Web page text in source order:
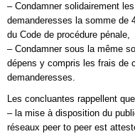
– Condamner solidairement
demanderesses la somme de
du Code de procédure pénale,
– Condamner sous la même
dépens y compris les frais de
demanderesses.
Les concluantes rappellent
– la mise à disposition du
réseaux peer to peer est